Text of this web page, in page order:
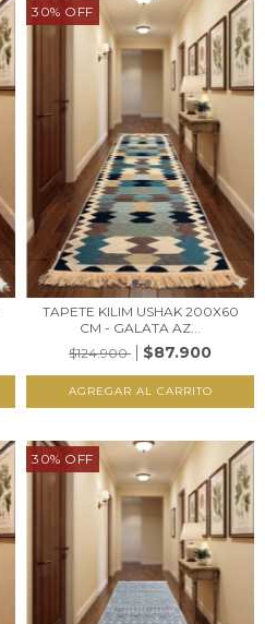
30% OFF
TAPETE KILIM USHAK 200X60
CM - GALATA AZ...
$124.900
$87.900
30% OFF